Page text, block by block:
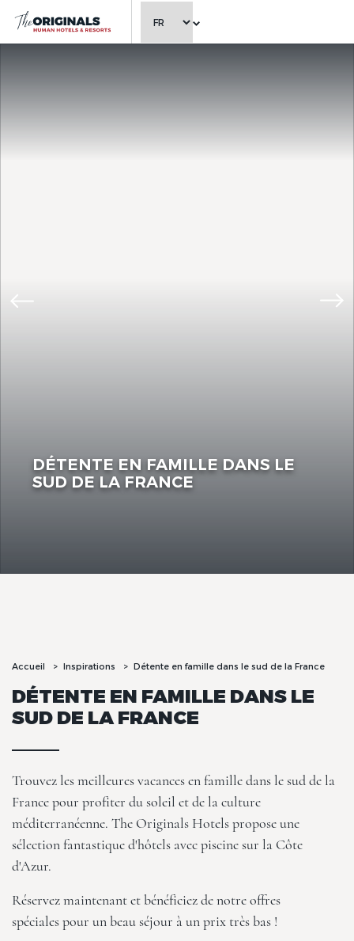
CHOISIR LA LANGUE
DÉTENTE EN FAMILLE DANS LE
SUD DE LA FRANCE
Accueil Inspirations Détente en famille dans le sud de la France
DÉTENTE EN FAMILLE DANS LE
SUD DE LA FRANCE
Trouvez les meilleures vacances en famille dans le sud de la
France pour profiter du soleil et de la culture
méditerranéenne. The Originals Hotels propose une
sélection fantastique d'hôtels avec piscine sur la Côte
d'Azur.
Réservez maintenant et bénéficiez de notreoffres
spécialespour un beau séjour à un prix très bas !